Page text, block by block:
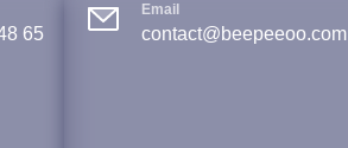
65
Email
contact@beepeeoo.com